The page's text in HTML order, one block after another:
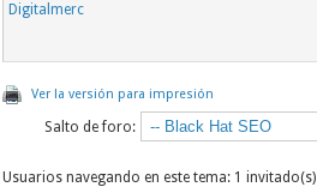
Digitalmerc
Ver la versión para impresión
Salto de foro:
Usuarios navegando en este tema: 1 invitado(s)